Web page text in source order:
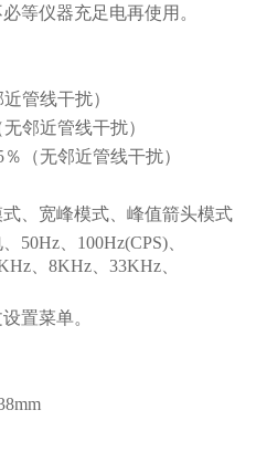
等仪器充足电再使用。
管线干扰）
邻近管线干扰）
％（无邻近管线干扰）
、宽峰模式、峰值箭头模式
50Hz、100Hz(CPS)、
、8KHz、33KHz、
置菜单。